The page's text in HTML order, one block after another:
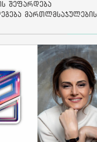
შეფარდება
მართლმსაჯულების